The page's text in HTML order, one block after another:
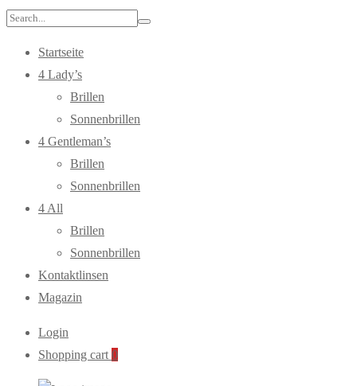
Search
Startseite
4 Lady’s
Brillen
Sonnenbrillen
4 Gentleman’s
Brillen
Sonnenbrillen
4 All
Brillen
Sonnenbrillen
Kontaktlinsen
Magazin
Login
Shopping cart 0